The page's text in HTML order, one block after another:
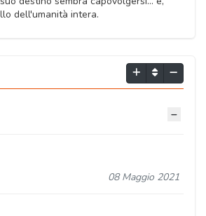
dell'umanità intera.
08 Maggio 2021